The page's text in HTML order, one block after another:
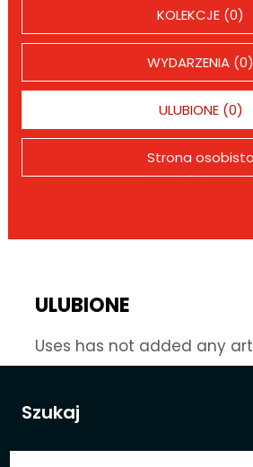
Szukaj
KOLEKCJE (0)
WYDARZENIA (0)
ULUBIONE (0)
Strona osobista
ULUBIONE
Uses has not added any